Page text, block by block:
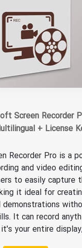
Screen Recorder
+ License
Recorder Pro is a
and video
to easily capture
it ideal for
demonstrations
It can record
your entire display,